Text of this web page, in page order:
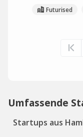
Futurised
Umfassende
Startups aus